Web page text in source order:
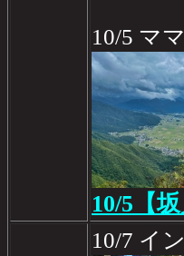
10/5 マ
10/5【
10/7 イ